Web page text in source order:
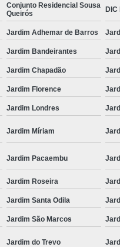
Conjunto Residencial Sousa
Queirós
DIC
Jardim Adhemar de Barros
Jardim Bandeirantes
Jardim Chapadão
Jardim Florence
Jardim Londres
Jardim Míriam
Jardim Pacaembu
Jardim Roseira
Jardim Santa Odila
Jardim São Marcos
Jardim do Trevo